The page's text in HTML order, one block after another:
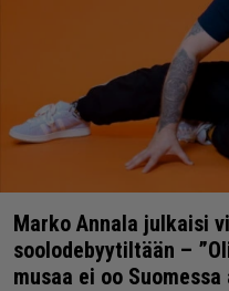
Marko Annala julkaisi
soolodebyytiltään –
musaa ei oo